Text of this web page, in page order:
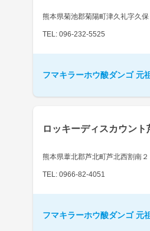
熊本県菊池郡菊陽町津久礼字久保
TEL: 096-232-5525
フマキラーホウ酸ダンゴ 元
ロッキーディスカウント
熊本県葦北郡芦北町芦北西割南２
TEL: 0966-82-4051
フマキラーホウ酸ダンゴ 元